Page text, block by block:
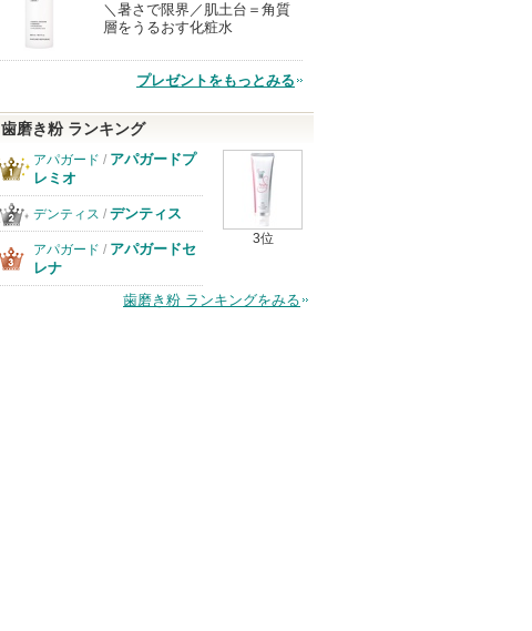
現
品
＼暑さで限界／肌土台＝角質
層をうるおす化粧水
プレゼントをもっとみる
歯磨き粉 ランキング
3位
アパガード / アパガードプ
レミオ
デンティス / デンティス
アパガード / アパガードセ
レナ
歯磨き粉 ランキングをみる